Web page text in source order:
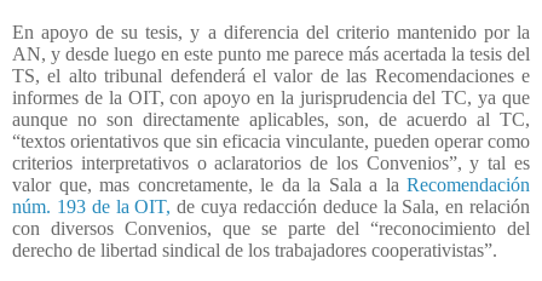
En apoyo de su tesis, y a diferencia del criterio mantenido por la
AN, y desde luego en este punto me parece más acertada la tesis del
TS, el alto tribunal defenderá el valor de las Recomendaciones e
informes de la OIT, con apoyo en la jurisprudencia del TC, ya que
aunque no son directamente aplicables, son, de acuerdo al TC,
“textos orientativos que sin eficacia vinculante, pueden operar como
criterios interpretativos o aclaratorios de los Convenios”, y tal es
valor que, mas concretamente, le da la Sala a la Recomendación
núm. 193 de la OIT,de cuya redacción deduce la Sala, en relación
con diversos Convenios, que se parte del “reconocimiento del
derecho de libertad sindical de los trabajadores cooperativistas”.